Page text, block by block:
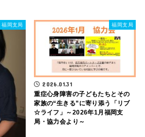
福岡支局 福岡支局
2026.01.31
重症心身障害の子どもたちとその
家族の“生きる”に寄り添う「リブ
☆ライフ」～2026年1月福岡支
局・協力会より～